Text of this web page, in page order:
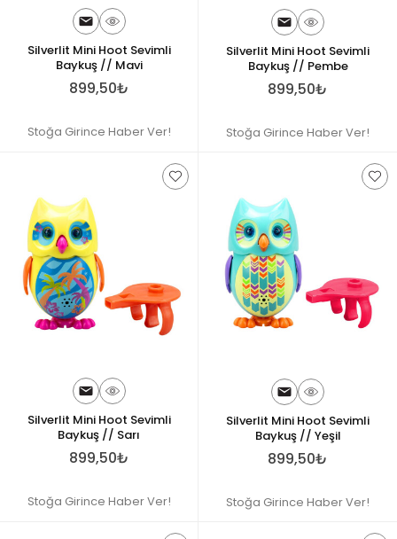
Silverlit Mini Hoot Sevimli
Baykuş // Mavi
899,50₺
Stoğa Girince Haber Ver!
Silverlit Mini Hoot Sevimli
Baykuş // Pembe
899,50₺
Stoğa Girince Haber Ver!
Silverlit Mini Hoot Sevimli
Baykuş // Sarı
899,50₺
Stoğa Girince Haber Ver!
Silverlit Mini Hoot Sevimli
Baykuş // Yeşil
899,50₺
Stoğa Girince Haber Ver!